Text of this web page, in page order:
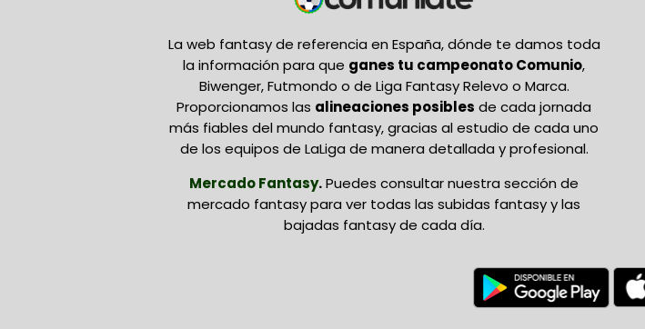
La web fantasy de referencia en España, dónde te damos toda
la información para que ganes tu campeonato Comunio,
Biwenger, Futmondo o de Liga Fantasy Relevo o Marca.
Proporcionamos las alineaciones posibles de cada jornada
más fiables del mundo fantasy, gracias al estudio de cada uno
de los equipos de LaLiga de manera detallada y profesional.
Mercado Fantasy.Puedes consultar nuestra sección de
mercado fantasy para ver todas las subidas fantasy y las
bajadas fantasy de cada día.